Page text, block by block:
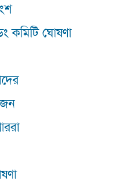
কমিটি ঘোষণা